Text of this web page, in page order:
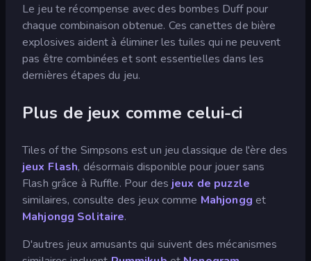
Le jeu te récompense avec des bombes Duff pour
chaque combinaison obtenue. Ces canettes de bière
explosives aident à éliminer les tuiles qui ne peuvent
pas être combinées et sont essentielles dans les
dernières étapes du jeu.
Plus de jeux comme celui-ci
Tiles of the Simpsons est un jeu classique de l'ère des
jeux Flash, désormais disponible pour jouer sans
Flash grâce à Ruffle. Pour des jeux de puzzle
similaires, consulte des jeux comme Mahjongg et
Mahjongg Solitaire.
D'autres jeux amusants qui suivent des mécanismes